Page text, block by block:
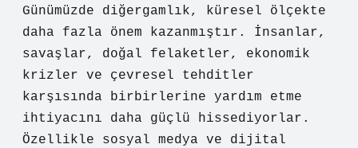
Günümüzde diğergamlık, küresel ölçekte
daha fazla önem kazanmıştır. İnsanlar,
savaşlar, doğal felaketler, ekonomik
krizler ve çevresel tehditler
karşısında birbirlerine yardım etme
ihtiyacını daha güçlü hissediyorlar.
Özellikle sosyal medya ve dijital